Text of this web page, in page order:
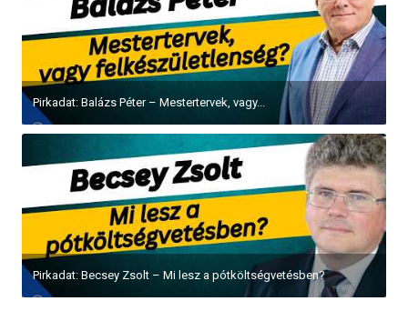
Pirkadat: Balázs Péter – Mestertervek, vagy...
Pirkadat: Becsey Zsolt – Mi lesz a pótköltségvetésben?